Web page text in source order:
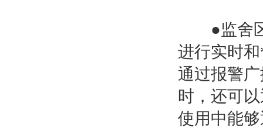
●监舍区
进行实时
通过报警
时，还可
使用中能